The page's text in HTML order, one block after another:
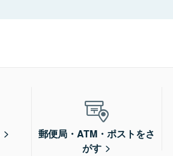
郵便局・ATM・ポストをさ
がす